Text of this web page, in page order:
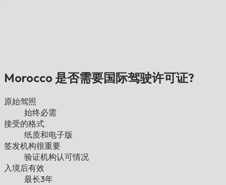
Morocco 是否需要国际驾驶许可证?
原始驾照
始终必需
接受的格式
纸质和电子版
签发机构很重要
验证机构认可情况
入境后有效
最长3年